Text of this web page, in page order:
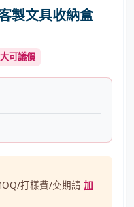
製文具收納盒
可議價
打樣費/交期請 加